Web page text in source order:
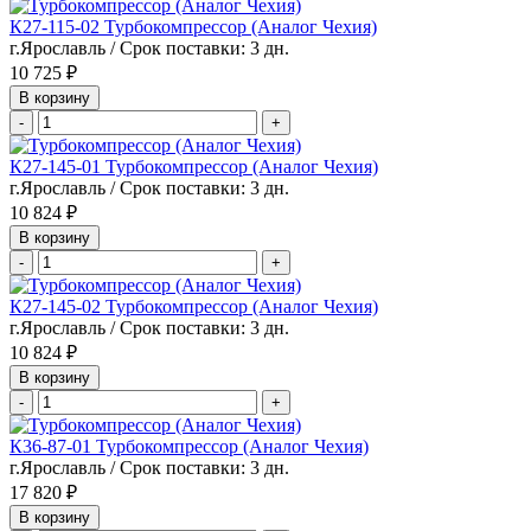
К27-115-02 Турбокомпрессор (Аналог Чехия)
г.Ярославль / Срок поставки: 3 дн.
10 725 ₽
В корзину
-
+
К27-145-01 Турбокомпрессор (Аналог Чехия)
г.Ярославль / Срок поставки: 3 дн.
10 824 ₽
В корзину
-
+
К27-145-02 Турбокомпрессор (Аналог Чехия)
г.Ярославль / Срок поставки: 3 дн.
10 824 ₽
В корзину
-
+
К36-87-01 Турбокомпрессор (Аналог Чехия)
г.Ярославль / Срок поставки: 3 дн.
17 820 ₽
В корзину